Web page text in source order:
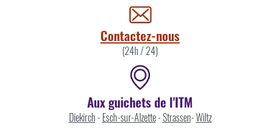
Contactez-nous
(24h / 24)
Aux guichets de l'ITM
Diekirch- Esch-sur-Alzette-Strassen-Wiltz